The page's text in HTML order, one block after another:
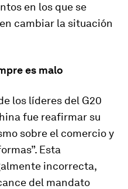
en los que se
cambiar la situación
es malo
los líderes del G20
fue reafirmar su
sobre el comercio y
Esta
incorrecta,
del mandato